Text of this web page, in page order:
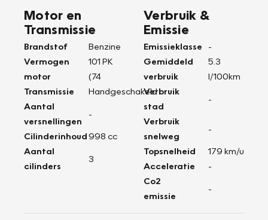
Motor en
Transmissie
Brandstof
Benzine
Vermogen
motor
101 PK
(74
Transmissie
Handgeschakeld
Aantal
versnellingen
-
Cilinderinhoud998 cc
Aantal
cilinders
3
Verbruik &
Emissie
Emissieklasse
-
Gemiddeld
verbruik
5.3
l/100km
Verbruik
stad
-
Verbruik
snelweg
-
Topsnelheid
179 km/u
Acceleratie
-
Co2
emissie
-